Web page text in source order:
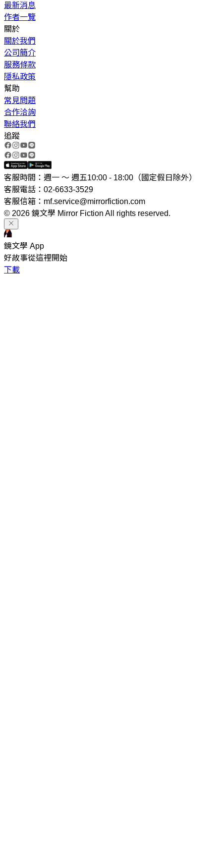
最新消息
作者一覽
關於
關於我們
公司簡介
服務條款
隱私政策
幫助
常見問題
合作洽詢
聯絡我們
追蹤
客服時間：週一 ～ 週五10:00 - 18:00（國定假日除外）
客服電話：02-6633-3529
客服信箱：mf.service@mirrorfiction.com
© 2026 鏡文學 Mirror Fiction All rights reserved.
鏡文學 App
好故事從這裡開始
下載